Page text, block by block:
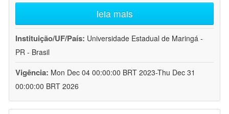
leia mais
Instituição/UF/País: Universidade Estadual de Maringá -
PR - Brasil
Vigência: Mon Dec 04 00:00:00 BRT 2023-Thu Dec 31
00:00:00 BRT 2026